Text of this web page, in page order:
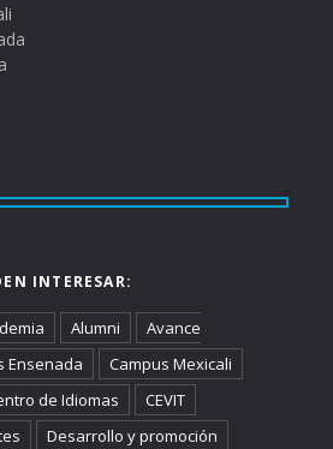
INTERESAR:
Alumni
Avance
Ensenada
Campus Mexicali
de Idiomas
CEVIT
Desarrollo y promoción